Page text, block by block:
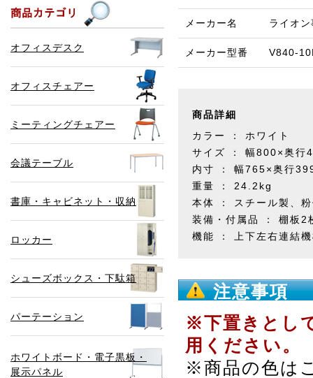
オフィスデスク
オフィスチェアー
ミーティングチェアー
会議テーブル
書庫・キャビネット・収納
ロッカー
シューズボックス・下駄箱
パーテーション
ホワイトボード・電子黒板・
展示パネル
メーカー名 ライオ
メーカー型番 V840-
商品詳細
カラー ： ホワイト
サイズ ： 幅800×奥行
内寸 ： 幅765×奥行
重量 ： 24.2kg
本体 ： スチール製、
装備・付属品 ： 棚板2
機能 ： 上下左右連結
注意事項
※下置きとし
用ください。
※商品の色は